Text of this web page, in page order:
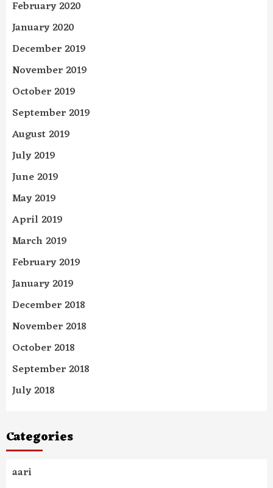
February 2020
January 2020
December 2019
November 2019
October 2019
September 2019
August 2019
July 2019
June 2019
May 2019
April 2019
March 2019
February 2019
January 2019
December 2018
November 2018
October 2018
September 2018
July 2018
Categories
aari